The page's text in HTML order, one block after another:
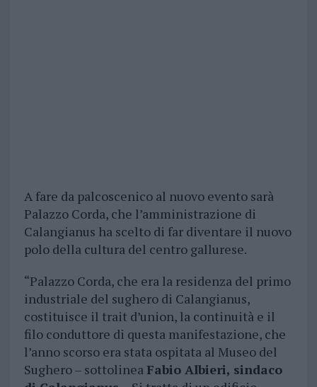
A fare da palcoscenico al nuovo evento sarà
Palazzo Corda, che l’amministrazione di
Calangianus ha scelto di far diventare il nuovo
polo della cultura del centro gallurese.
“Palazzo Corda, che era la residenza del primo
industriale del sughero di Calangianus,
costituisce il trait d’union, la continuità e il
filo conduttore di questa manifestazione, che
l’anno scorso era stata ospitata al Museo del
Sughero – sottolinea Fabio Albieri, sindaco